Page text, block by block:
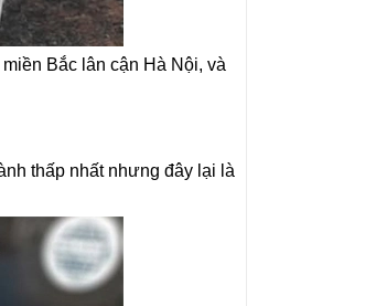
Bắc lân cận Hà Nội, và
thấp nhất nhưng đây lại là